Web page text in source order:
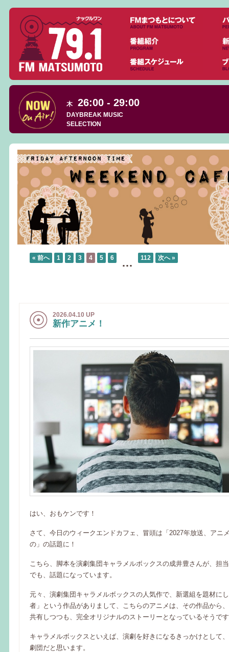
木 26:00 - 29:00
DAYBREAK MUSIC
SELECTION
« 前へ 1 2 3 4 5 6 … 112 次へ »
2026.04.10 UP
新作アニメ！
はい、おもケンです！
さて、今日のウィークエンドカフェ、冒頭は「2027年放送、ア
の」の話題に！
こちら、脚本を演劇集団キャラメルボックスの成井豊さんが、担
でも、話題になっています。
元々、演劇集団キャラメルボックスの人気作で、新選組を題材に
者」という作品がありまして、こちらのアニメは、その作品から
共有しつつも、完全オリジナルのストーリーとなっているそうで
キャラメルボックスといえば、演劇を好きになるきっかけとして
劇団だと思います。